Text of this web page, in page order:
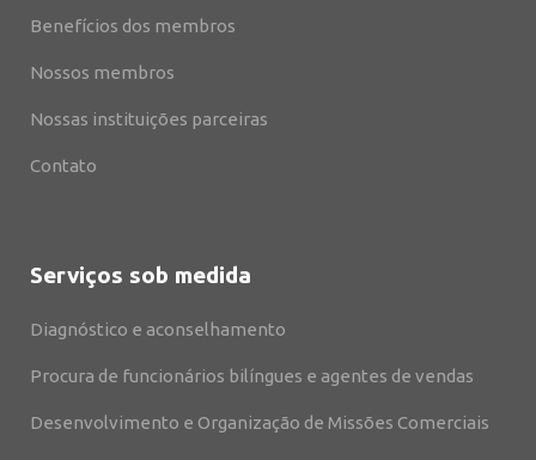
Benefícios dos membros
Nossos membros
Nossas instituições parceiras
Contato
Serviços sob medida
Diagnóstico e aconselhamento
Procura de funcionários bilíngues e agentes de vendas
Desenvolvimento e Organização de Missões Comerciais